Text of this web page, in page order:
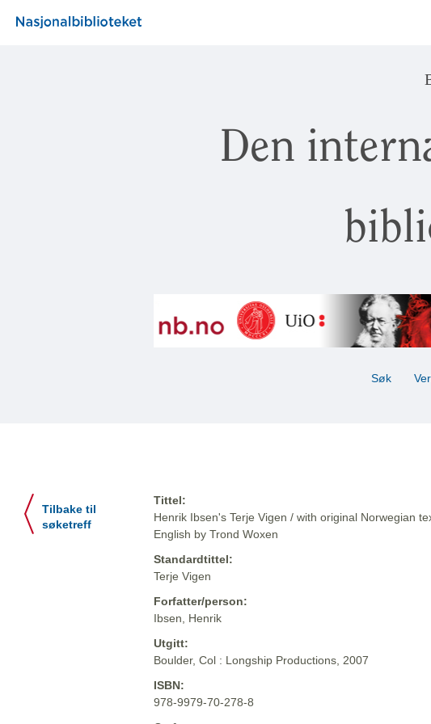
Den
Søk
Tilbake til
søketreff
Tittel:
Henrik Ibsen's Terje Vigen / with original Norwegian
English by Trond Woxen
Standardtittel:
Terje Vigen
Forfatter/person:
Ibsen, Henrik
Utgitt:
Boulder, Col : Longship Productions, 2007
ISBN:
978-9979-70-278-8